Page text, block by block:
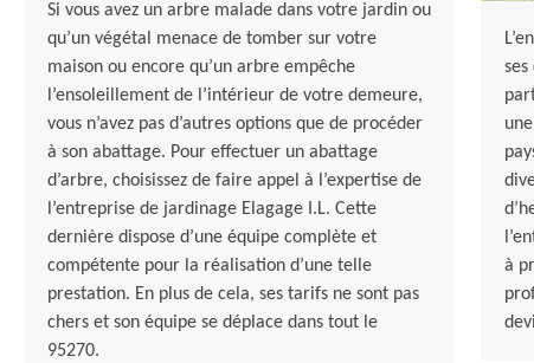
Si vous avez un arbre malade dans votre jardin ou
qu’un végétal menace de tomber sur votre
maison ou encore qu’un arbre empêche
l’ensoleillement de l’intérieur de votre demeure,
vous n’avez pas d’autres options que de procéder
à son abattage. Pour effectuer un abattage
d’arbre, choisissez de faire appel à l’expertise de
l’entreprise de jardinage Elagage I.L. Cette
dernière dispose d’une équipe complète et
compétente pour la réalisation d’une telle
prestation. En plus de cela, ses tarifs ne sont pas
chers et son équipe se déplace dans tout le
95270.
à